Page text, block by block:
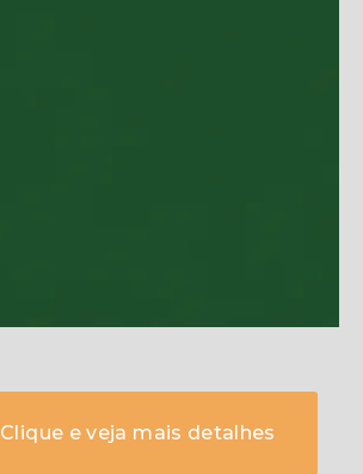
Clique e veja mais detalhes